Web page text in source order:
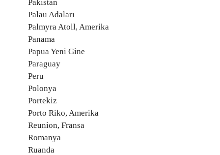
Pakistan
Palau Adaları
Palmyra Atoll, Amerika
Panama
Papua Yeni Gine
Paraguay
Peru
Polonya
Portekiz
Porto Riko, Amerika
Reunion, Fransa
Romanya
Ruanda